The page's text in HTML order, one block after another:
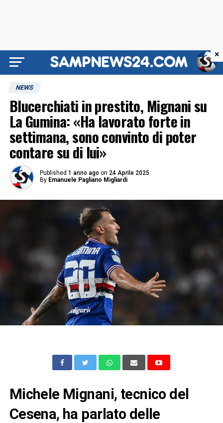
NEWS
Blucerchiati in prestito, Mignani su
La Gumina: «Ha lavorato forte in
settimana, sono convinto di poter
contare su di lui»
Published 1 anno ago on 24 Aprile 2025
By Emanuele Pagliano Migliardi
Michele Mignani, tecnico del
Cesena, ha parlato delle
×